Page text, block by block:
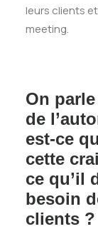
leurs clients
meeting.
On
de
est-ce
cette
ce qu’il
besoin
clients ?